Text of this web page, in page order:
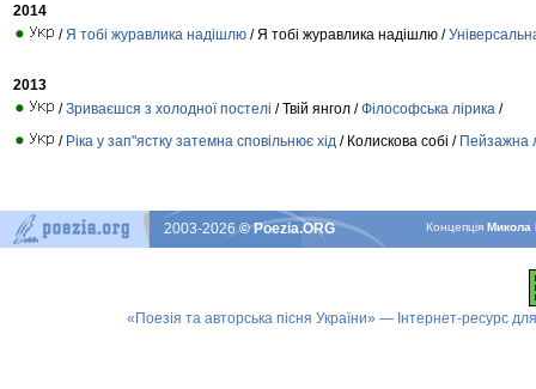
2014
/ Я тобі журавлика надішлю / Я тобі журавлика надішлю /
2013
/Зриваєшся з холодної постелі / Твій янгол /Філософська лірика /
/ Ріка у зап"ястку затемна сповільнює хід / Колискова собі / Пейзажна
КонцепцiяМикола
2003-2026© Poezia.ORG
«Поезія та авторська пісня України» — Інтернет-ресурс